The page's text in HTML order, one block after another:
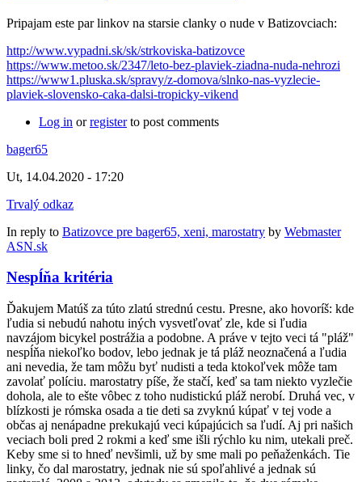
Pripajam este par linkov na starsie clanky o nude v Batizovciach:
http://www.vypadni.sk/sk/strkoviska-batizovce
https://www.metoo.sk/2347/leto-bez-plaviek-ziadna-nuda-nehrozi
https://www1.pluska.sk/spravy/z-domova/slnko-nas-vyzlecie-
plaviek-slovensko-caka-dalsi-tropicky-vikend
Log in orregisterto post comments
bager65
Ut, 14.04.2020 - 17:20
Trvalý odkaz
In reply to Batizovce pre bager65, xeni, marostatry by Webmaster
ASN.sk
Nespĺňa kritéria
Ďakujem Matúš za túto zlatú strednú cestu. Presne, ako hovoríš: kde
ľudia si nebudú nahotu iných vysvetľovať zle, kde si ľudia
navzájom bicykel postrážia a podobne. A práve v tejto veci tá "pláž"
nespĺňa niekoľko bodov, lebo jednak je tá pláž neoznačená a ľudia
ani nevedia, že tam môžu byť nudisti a teda ktokoľvek môže tam
zavolať políciu. marostatry píše, že stačí, keď sa tam niekto vyzlečie
dohola, ale to ešte vôbec z toho nudistickú pláž nerobí. Druhá vec, v
blízkosti je rómska osada a tie deti sa zvyknú kúpať v tej vode a
občas aj nenápadne prekukajú veci kúpajúcich sa ľudí. Aj pri našich
veciach boli pred 2 rokmi a keď sme išli rýchlo ku nim, utekali preč.
Keby sme si to hneď nevšimli, už by sme mali po peňaženkách. Tie
linky, čo dal marostatry, jednak nie sú spoľahlivé a jednak sú